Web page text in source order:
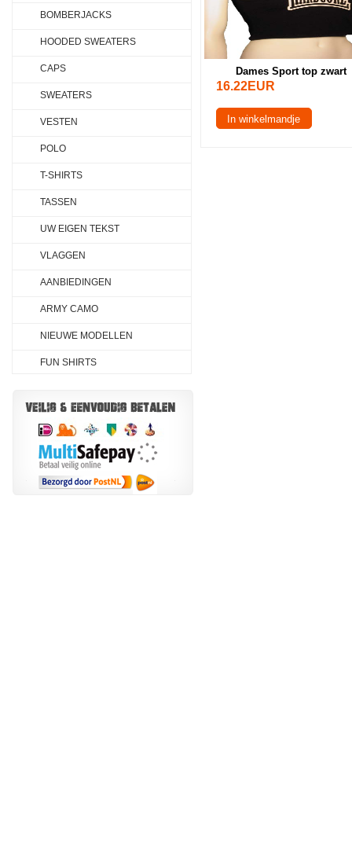
Dames Sport top zwart
16.22EUR
In winkelmandje
BOMBERJACKS
HOODED SWEATERS
CAPS
SWEATERS
VESTEN
POLO
T-SHIRTS
TASSEN
UW EIGEN TEKST
VLAGGEN
AANBIEDINGEN
ARMY CAMO
NIEUWE MODELLEN
FUN SHIRTS